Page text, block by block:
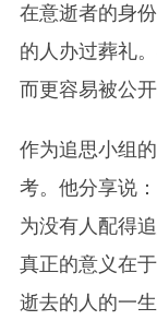
在意逝者的身
的人办过葬礼
而更容易被公
作为追思小组
考。他分享说
为没有人配得
真正的意义在
逝去的人的一